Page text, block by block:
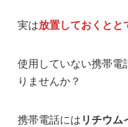
実は放置しておくとと
使用していない携帯電
りませんか？
携帯電話には リチウム